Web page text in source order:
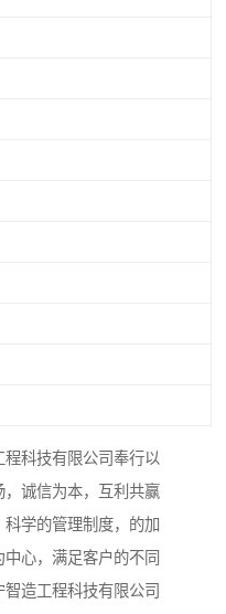
科技有限公司奉行以
诚信为本，互利共赢
学的管理制度，的加
心，满足客户的不同
造工程科技有限公司